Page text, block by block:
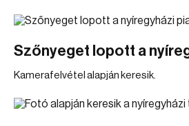
Szőnyeget lopott a
Kamerafelvétel alapján keresik.